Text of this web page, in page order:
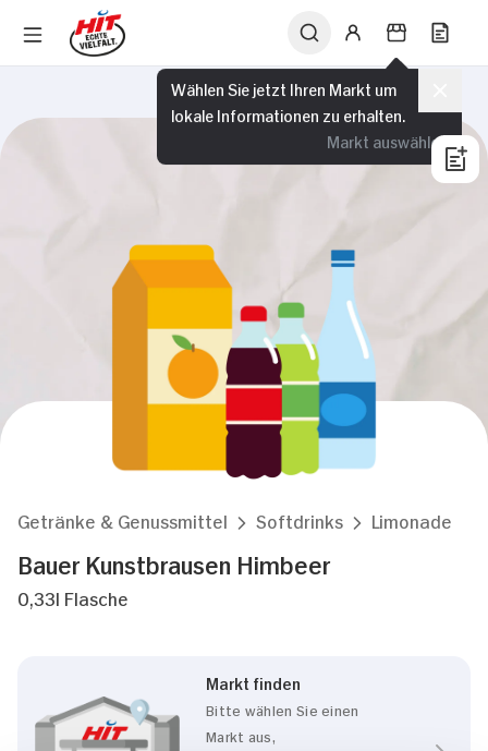
Wählen Sie jetzt Ihren Markt um
lokale Informationen zu erhalten.
Markt auswählen
Getränke & Genussmittel Softdrinks Limonade
Bauer Kunstbrausen Himbeer
0,33l Flasche
Markt finden
Bitte wählen Sie einen
Markt aus,